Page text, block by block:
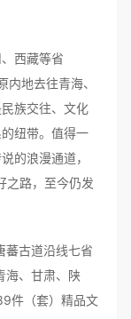
西藏等省
地去往青海、
族交往、文化
纽带。值得一
的浪漫通道，
之路，至今仍发
古道沿线七省
海、甘肃、陕
件（套）精品文